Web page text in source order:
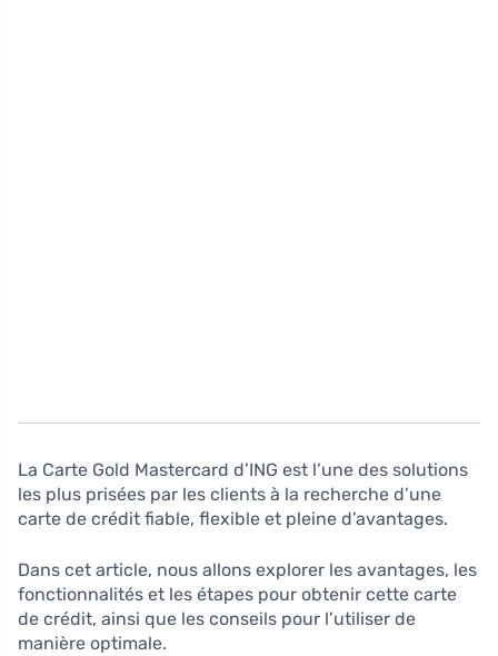
La Carte Gold Mastercard d’ING est l’une des solutions
les plus prisées par les clients à la recherche d’une
carte de crédit fiable, flexible et pleine d’avantages.
Dans cet article, nous allons explorer les avantages, les
fonctionnalités et les étapes pour obtenir cette carte
de crédit, ainsi que les conseils pour l’utiliser de
manière optimale.